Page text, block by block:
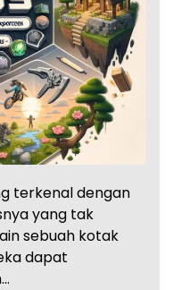
terkenal dengan
yang tak
sebuah kotak
dapat